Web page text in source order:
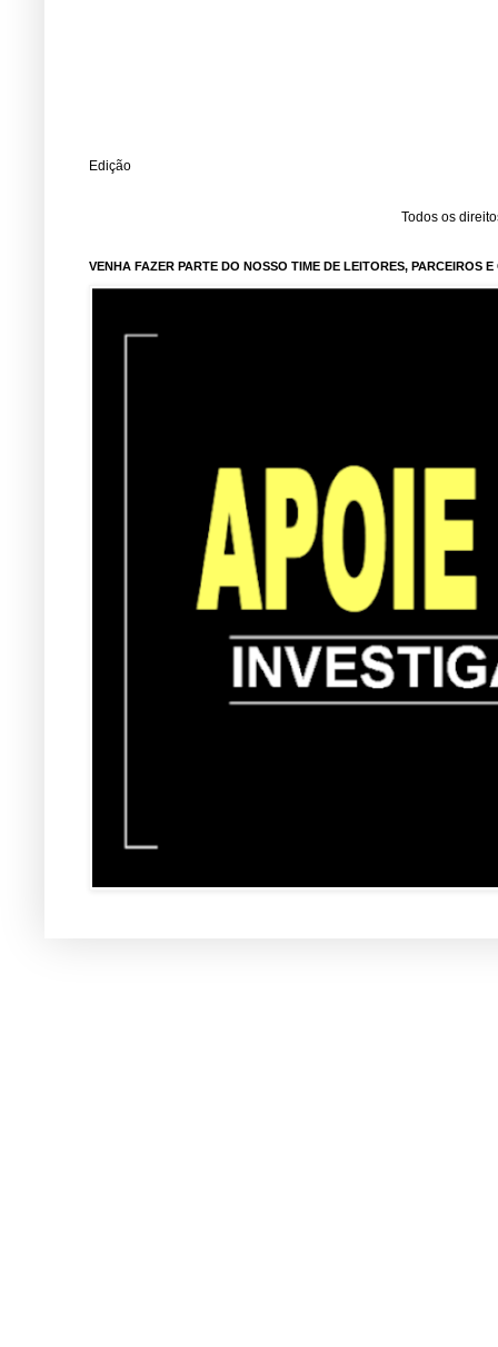
Edição
Todos os
VENHA FAZER PARTE DO NOSSO TIME DE LEITORES, PARCEIROS